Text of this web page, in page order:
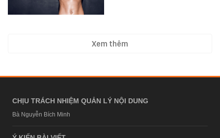
Xem thêm
CHỊU TRÁCH NHIỆM QUẢN LÝ NỘI DUNG
Bà Nguyễn Bích Minh